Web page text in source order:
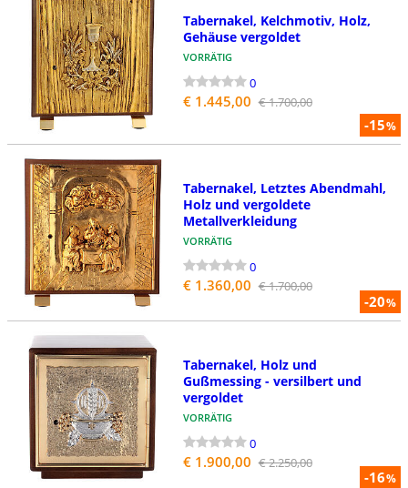
-15%
Tabernakel, Kelchmotiv, Holz,
Gehäuse vergoldet
VORRÄTIG
0
€ 1.445,00 € 1.700,00
-20%
Tabernakel, Letztes Abendmahl,
Holz und vergoldete
Metallverkleidung
VORRÄTIG
0
€ 1.360,00 € 1.700,00
-16%
Tabernakel, Holz und
Gußmessing - versilbert und
vergoldet
VORRÄTIG
0
€ 1.900,00 € 2.250,00